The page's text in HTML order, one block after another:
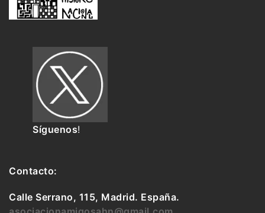
Síguenos!
Contacto:
Calle Serrano, 115, Madrid. España.